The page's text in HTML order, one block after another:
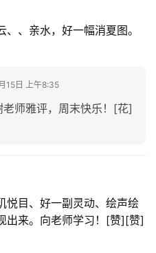
、亲水，好一幅消夏图。
15日 上午8:35
老师雅评，周末快乐！[花]
悦目、好一副灵动、绘声绘
出来。向老师学习！[赞][赞]